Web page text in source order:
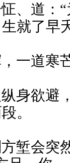
、道：“
就了早
一道寒
身欲避
。
堑会突